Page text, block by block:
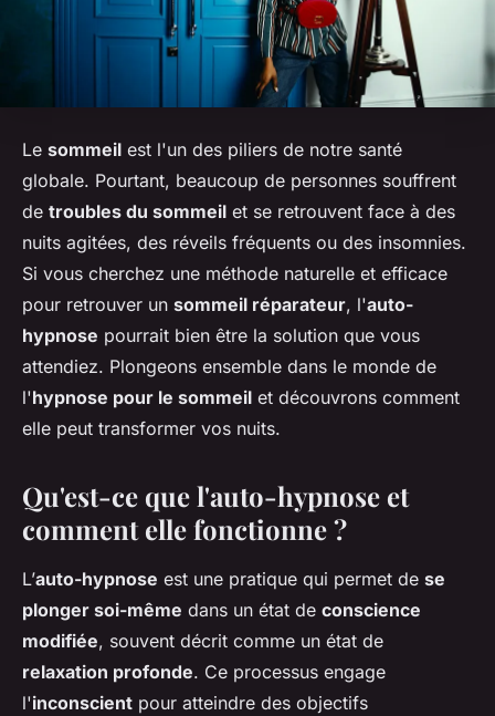
Le sommeil est l'un des piliers de notre santé
globale. Pourtant, beaucoup de personnes souffrent
de troubles du sommeil et se retrouvent face à des
nuits agitées, des réveils fréquents ou des insomnies.
Si vous cherchez une méthode naturelle et efficace
pour retrouver un sommeil réparateur, l'auto-
hypnose pourrait bien être la solution que vous
attendiez. Plongeons ensemble dans le monde de
l'hypnose pour le sommeil et découvrons comment
elle peut transformer vos nuits.
Qu'est-ce que l'auto-hypnose et
comment elle fonctionne ?
L’auto-hypnose est une pratique qui permet de se
plonger soi-même dans un état de conscience
modifiée, souvent décrit comme un état de
relaxation profonde. Ce processus engage
l'inconscient pour atteindre des objectifs